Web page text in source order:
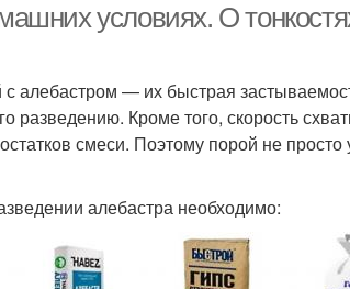
условиях. О
алебастром — их быстрая
разведению. Кроме того, скорость
смеси. Поэтому порой не просто
алебастра необходимо: